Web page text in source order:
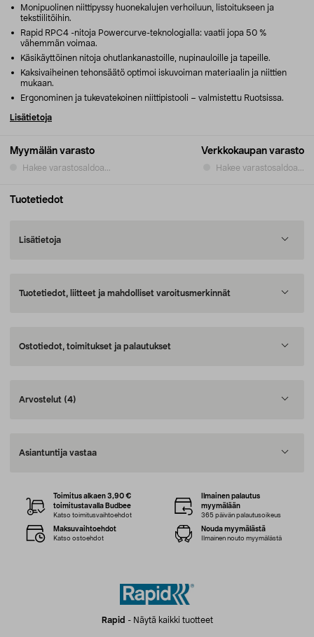
Myymälän varasto
Hakee varastosaldoa...
Verkkokaupan varasto
Hakee varastosaldoa...
Monipuolinen niittipyssy huonekalujen verhoiluun, listoitukseen ja
tekstiilitöihin.
Rapid RPC4 -nitoja Powercurve-teknologialla: vaatii jopa 50 %
vähemmän voimaa.
Käsikäyttöinen nitoja ohutlankanastoille, nupinauloille ja tapeille.
Kaksivaiheinen tehonsäätö optimoi iskuvoiman materiaalin ja niittien
mukaan.
Ergonominen ja tukevatekoinen niittipistooli – valmistettu Ruotsissa.
Lisätietoja
Tuotetiedot
Lisätietoja
Tuotetiedot, liitteet ja mahdolliset varoitusmerkinnät
Ostotiedot, toimitukset ja palautukset
Arvostelut (4)
Asiantuntija vastaa
Rapid - Näytä kaikki tuotteet
Toimitus alkaen 3,90 €
toimitustavalla Budbee
Katso toimitusvaihtoehdot
Ilmainen palautus
myymälään
365 päivän palautusoikeus
Maksuvaihtoehdot
Katso ostoehdot
Nouda myymälästä
Ilmainen nouto myymälästä